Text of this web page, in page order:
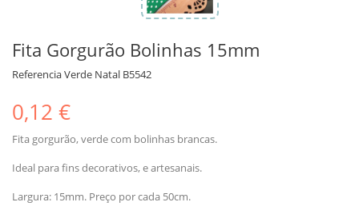
Fita Gorgurão Bolinhas 15mm
ReferenciaVerde Natal B5542
0,12 €
Fita gorgurão, verde com bolinhas brancas.
Ideal para fins decorativos, e artesanais.
Largura: 15mm. Preço por cada 50cm.